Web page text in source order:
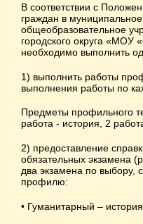
В соответствии с
граждан в
общеобразовательное
городского округа
необходимо выполнить
1) выполнить работы
выполнения работы по
Предметы профильного
работа - история, 2
2) предоставление
обязательных экзамена
два экзамена по выбору,
профилю:
• Гуманитарный –